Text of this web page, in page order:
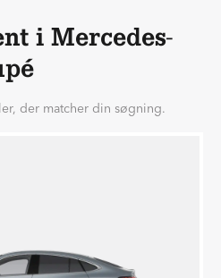
i Mercedes-
der matcher din søgning.